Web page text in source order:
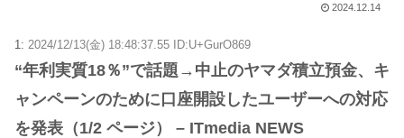
2024.12.14
1: 2024/12/13(金) 18:48:37.55 ID:U+GurO869
“年利実質18％”で話題→中止のヤマダ積立預金、キ
ャンペーンのために口座開設したユーザーへの対応
を発表（1/2 ページ） – ITmedia NEWS